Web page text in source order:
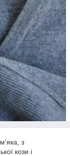
з
кози і